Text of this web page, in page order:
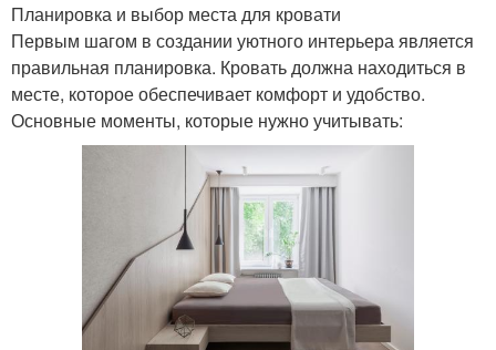
Планировка и выбор места для кровати
Первым шагом в создании уютного интерьера является
правильная планировка. Кровать должна находиться в
месте, которое обеспечивает комфорт и удобство.
Основные моменты, которые нужно учитывать: